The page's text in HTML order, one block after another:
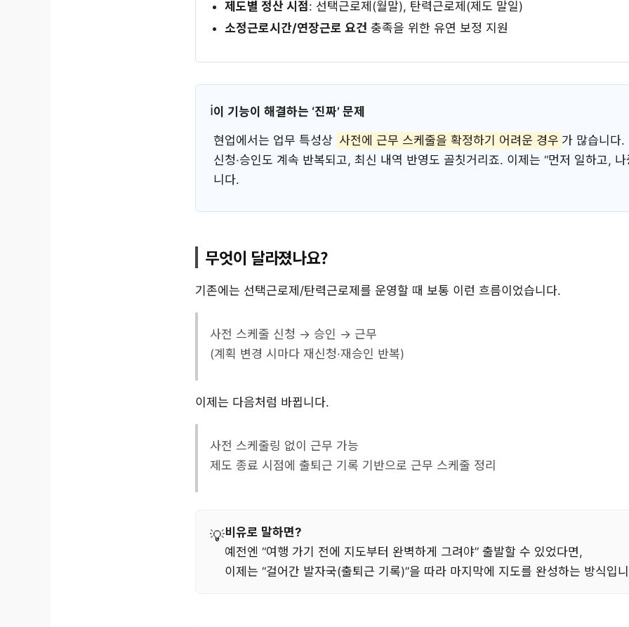
제도별 정산 시점: 선택근로제(월말), 탄력근로제(제도 말일)
소정근로시간/연장근로 요건 충족을 위한 유연 보정 지원
이 기능이 해결하는 ‘진짜’ 문제
현업에서는 업무 특성상 사전에 근무 스케줄을 확정하기 어려운 경우 가 많습니다.
신청·승인도 계속 반복되고, 최신 내역 반영도 골칫거리죠. 이제는 “먼저 일하고,
니다.
무엇이 달라졌나요?
기존에는 선택근로제/탄력근로제를 운영할 때 보통 이런 흐름이었습니다.
사전 스케줄 신청 → 승인 → 근무
(계획 변경 시마다 재신청·재승인 반복)
이제는 다음처럼 바뀝니다.
사전 스케줄링 없이 근무 가능
제도 종료 시점에 출퇴근 기록 기반으로 근무 스케줄 정리
비유로 말하면?
예전엔 “여행 가기 전에 지도부터 완벽하게 그려야” 출발할 수 있었다면,
이제는 “걸어간 발자국(출퇴근 기록)”을 따라 마지막에 지도를 완성하는 방식입